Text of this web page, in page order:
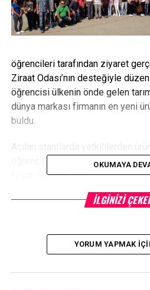
öğrencileri tarafından ziyaret
Ziraat Odası’nın desteğiyle
öğrencisi ülkenin önde gelen
dünya markası firmanın en yeni
buldu.
öğrenciler, ziraat alanındaki
fırsatı buldular.
Facebook
Mastodon
EmailShare
İLIŞKILI BAŞLIKLAR:
BIR SONRAKI
“Çanakkale Yolun Sonu”
OKUMAYA
İLGINIZI
YORUM YAPMAK